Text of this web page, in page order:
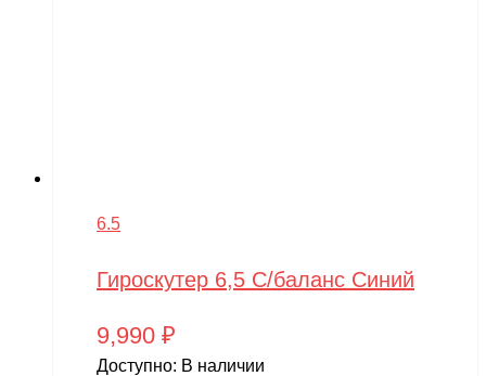
6.5
Гироскутер 6,5 С/баланс Синий
9,990 ₽
Доступно: В наличии